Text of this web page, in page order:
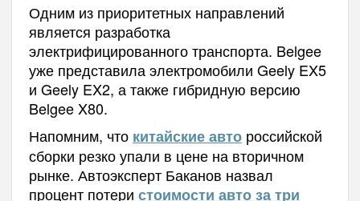
Одним из приоритетных направлений
является разработка
электрифицированного транспорта. Belgee
уже представила электромобили Geely EX5
и Geely EX2, а также гибридную версию
Belgee X80.
Напомним, что китайские автороссийской
сборки резко упали в цене на вторичном
рынке. Автоэксперт Баканов назвал
процент потери стоимости авто за три